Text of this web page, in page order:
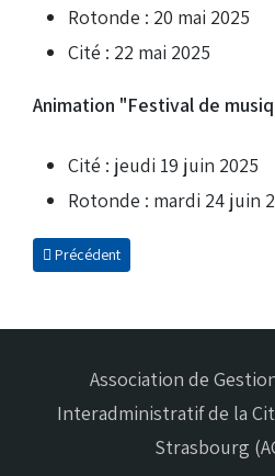
Rotonde : 20 mai 2025
Cité : 22 mai 2025
Animation "Festival de
Cité : jeudi 19 juin 2025
Rotonde : mardi 24 juin
Article précédent : Fruits, légumes
Précédent
Association de
Interadministratif de la
Strasbourg